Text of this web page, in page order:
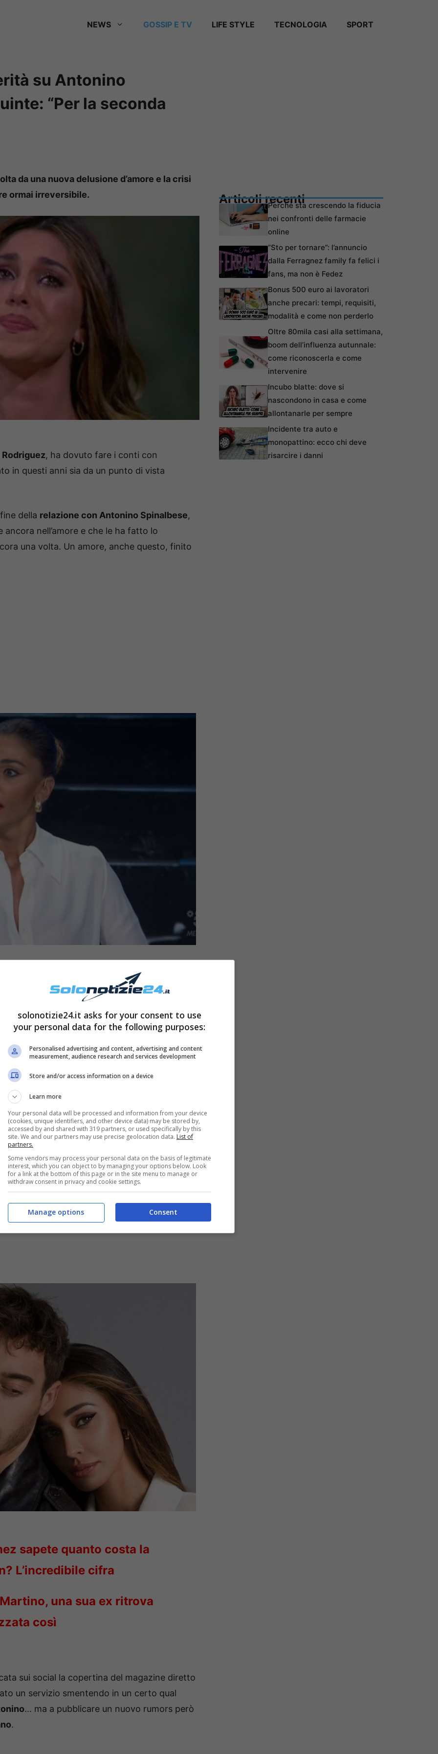
NEWS GOSSIP E TV LIFE STYLE TECNOLOGIA SPORT
su Antonino
“Per la seconda
da una nuova delusione d’amore e la crisi
ormai irreversibile.
Rodriguez, ha dovuto fare i conti con
in questi anni sia da un punto di vista
della relazione con Antonino Spinalbese,
ancora nell’amore e che le ha fatto lo
una volta. Un amore, anche questo, finito
addio alla favola?
ricco di emozioni che, durante l’estate del
Spinalbese. Per la coppia l’amore è
d’età che in un primo momento ha
successivamente per entrambi arriva la gioia
Marie.
esser durato davvero molto poco e già per
di crisi con tanto di clamoroso addio. Il tutto,
sapete quanto costa la
L’incredibile cifra
una sua ex ritrova
così
sui social la copertina del magazine diretto
un servizio smentendo in un certo qual
… ma a pubblicare un nuovo rumors però
.
Articoli recentiPerché sta crescendo la fiducia
nei confronti delle farmacie
online
“Sto per tornare”: l’annuncio
dalla Ferragnez family fa felici i
fans, ma non è Fedez
Bonus 500 euro ai lavoratori
anche precari: tempi, requisiti,
modalità e come non perderlo
Oltre 80mila casi alla settimana,
boom dell’influenza autunnale:
come riconoscerla e come
intervenire
Incubo blatte: dove si
nascondono in casa e come
allontanarle per sempre
Incidente tra auto e
monopattino: ecco chi deve
risarcire i danni
solonotizie24.it asks for your consent to use
your personal data for the following purposes:
Personalised advertising and content, advertising and content
measurement, audience research and services development
Store and/or access information on a device
Learn more
Your personal data will be processed and information from your device
(cookies, unique identifiers, and other device data) may be stored by,
accessed by and shared with 319 partners, or used specifically by this
site. We and our partners may use precise geolocation data. List of
partners.
Some vendors may process your personal data on the basis of legitimate
interest, which you can object to by managing your options below. Look
for a link at the bottom of this page or in the site menu to manage or
withdraw consent in privacy and cookie settings.
Consent
Manage options